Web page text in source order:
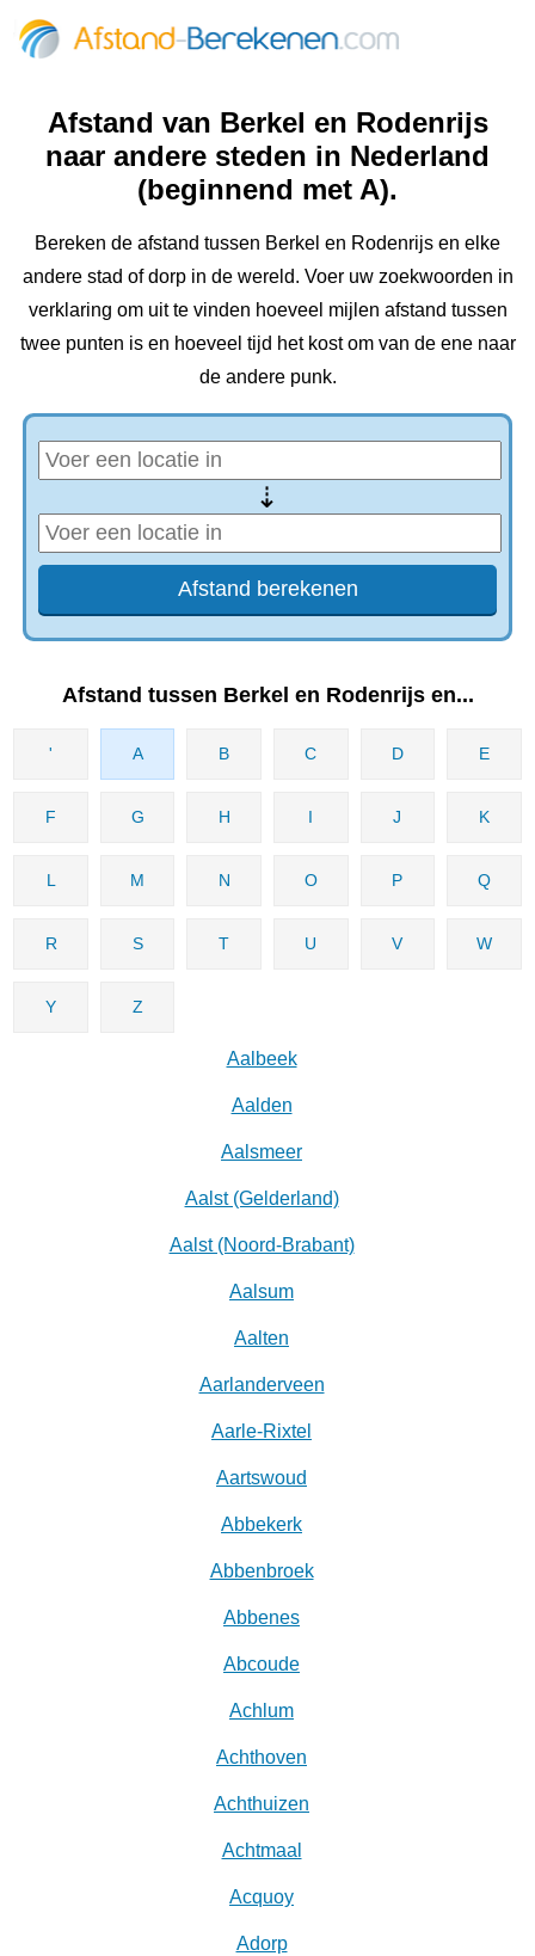
Afstand van Berkel en Rodenrijs
naar andere steden in Nederland
(beginnend met A).
Bereken de afstand tussen Berkel en Rodenrijs en elke
andere stad of dorp in de wereld. Voer uw zoekwoorden in
verklaring om uit te vinden hoeveel mijlen afstand tussen
twee punten is en hoeveel tijd het kost om van de ene naar
de andere punk.
⇢
Afstand tussen Berkel en Rodenrijs en...
' A B C D E
F G H I J K
L M N O P Q
R S T U V W
Y Z
Aalbeek
Aalden
Aalsmeer
Aalst (Gelderland)
Aalst (Noord-Brabant)
Aalsum
Aalten
Aarlanderveen
Aarle-Rixtel
Aartswoud
Abbekerk
Abbenbroek
Abbenes
Abcoude
Achlum
Achthoven
Achthuizen
Achtmaal
Acquoy
Adorp